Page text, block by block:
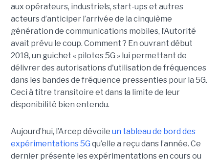
aux opérateurs, industriels, start-ups et autres
acteurs d’anticiper l’arrivée de la cinquième
génération de communications mobiles, l’Autorité
avait prévu le coup. Comment ? En ouvrant début
2018, un guichet « pilotes 5G » lui permettant de
délivrer des autorisations d'utilisation de fréquences
dans les bandes de fréquence pressenties pour la 5G.
Ceci à titre transitoire et dans la limite de leur
disponibilité bien entendu.
Aujourd’hui, l’Arcep dévoile un tableau de bord des
expérimentations 5G qu’elle a reçu dans l’année. Ce
dernier présente les expérimentations en cours ou